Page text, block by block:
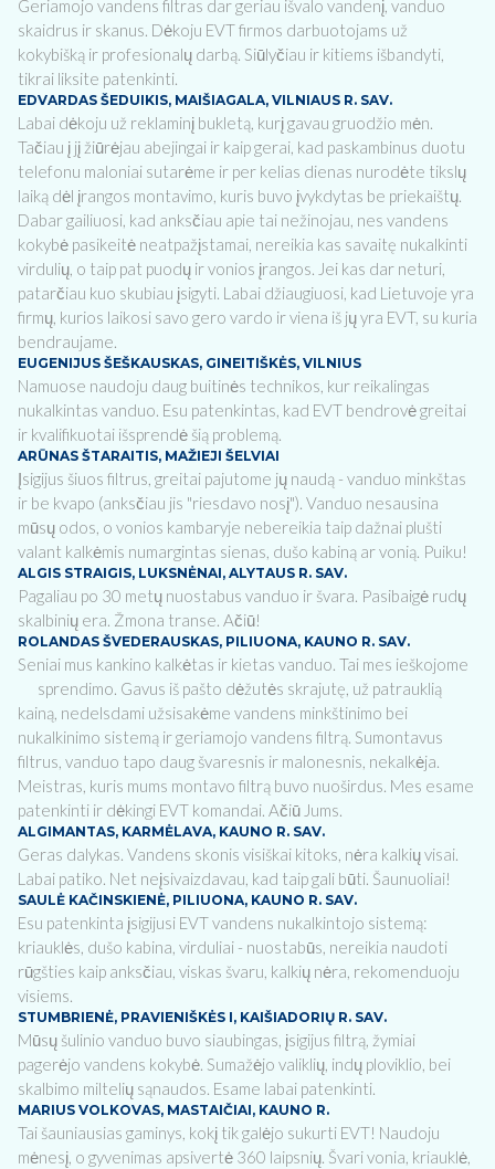
Geriamojo vandens filtras dar geriau išvalo vandenį, vanduo
skaidrus ir skanus. Dėkoju EVT firmos darbuotojams už
kokybišką ir profesionalų darbą. Siūlyčiau ir kitiems išbandyti,
tikrai liksite patenkinti.
EDVARDAS ŠEDUIKIS, MAIŠIAGALA, VILNIAUS R. SAV.
Labai dėkoju už reklaminį bukletą, kurį gavau gruodžio mėn.
Tačiau į jį žiūrėjau abejingai ir kaip gerai, kad paskambinus duotu
telefonu maloniai sutarėme ir per kelias dienas nurodėte tikslų
laiką dėl įrangos montavimo, kuris buvo įvykdytas be priekaištų.
Dabar gailiuosi, kad anksčiau apie tai nežinojau, nes vandens
kokybė pasikeitė neatpažįstamai, nereikia kas savaitę nukalkinti
virdulių, o taip pat puodų ir vonios įrangos. Jei kas dar neturi,
patarčiau kuo skubiau įsigyti. Labai džiaugiuosi, kad Lietuvoje yra
firmų, kurios laikosi savo gero vardo ir viena iš jų yra EVT, su kuria
bendraujame.
EUGENIJUS ŠEŠKAUSKAS, GINEITIŠKĖS, VILNIUS
Namuose naudoju daug buitinės technikos, kur reikalingas
nukalkintas vanduo. Esu patenkintas, kad EVT bendrovė greitai
ir kvalifikuotai išsprendė šią problemą.
ARŪNAS ŠTARAITIS, MAŽIEJI ŠELVIAI
Įsigijus šiuos filtrus, greitai pajutome jų naudą - vanduo minkštas
ir be kvapo (anksčiau jis "riesdavo nosį"). Vanduo nesausina
mūsų odos, o vonios kambaryje nebereikia taip dažnai plušti
valant kalkėmis numargintas sienas, dušo kabiną ar vonią. Puiku!
ALGIS STRAIGIS, LUKSNĖNAI, ALYTAUS R. SAV.
Pagaliau po 30 metų nuostabus vanduo ir švara. Pasibaigė rudų
skalbinių era. Žmona transe. Ačiū!
ROLANDAS ŠVEDERAUSKAS, PILIUONA, KAUNO R. SAV.
Seniai mus kankino kalkėtas ir kietas vanduo. Tai mes ieškojome
sprendimo. Gavus iš pašto dėžutės skrajutę, už patrauklią
kainą, nedelsdami užsisakėme vandens minkštinimo bei
nukalkinimo sistemą ir geriamojo vandens filtrą. Sumontavus
filtrus, vanduo tapo daug švaresnis ir malonesnis, nekalkėja.
Meistras, kuris mums montavo filtrą buvo nuoširdus. Mes esame
patenkinti ir dėkingi EVT komandai. Ačiū Jums.
ALGIMANTAS, KARMĖLAVA, KAUNO R. SAV.
Geras dalykas. Vandens skonis visiškai kitoks, nėra kalkių visai.
Labai patiko. Net neįsivaizdavau, kad taip gali būti. Šaunuoliai!
SAULĖ KAČINSKIENĖ, PILIUONA, KAUNO R. SAV.
Esu patenkinta įsigijusi EVT vandens nukalkintojo sistemą:
kriauklės, dušo kabina, virduliai - nuostabūs, nereikia naudoti
rūgšties kaip anksčiau, viskas švaru, kalkių nėra, rekomenduoju
visiems.
STUMBRIENĖ, PRAVIENIŠKĖS I, KAIŠIADORIŲ R. SAV.
Mūsų šulinio vanduo buvo siaubingas, įsigijus filtrą, žymiai
pagerėjo vandens kokybė. Sumažėjo valiklių, indų ploviklio, bei
skalbimo miltelių sąnaudos. Esame labai patenkinti.
MARIUS VOLKOVAS, MASTAIČIAI, KAUNO R.
Tai šauniausias gaminys, kokį tik galėjo sukurti EVT! Naudoju
mėnesį, o gyvenimas apsivertė 360 laipsnių. Švari vonia, kriauklė,